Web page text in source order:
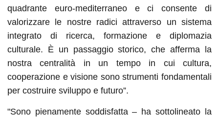
quadrante euro-mediterraneo e ci consente di
valorizzare le nostre radici attraverso un sistema
integrato di ricerca, formazione e diplomazia
culturale. È un passaggio storico, che afferma la
nostra centralità in un tempo in cui cultura,
cooperazione e visione sono strumenti fondamentali
per costruire sviluppo e futuro”.
"Sono pienamente soddisfatta – ha sottolineato la